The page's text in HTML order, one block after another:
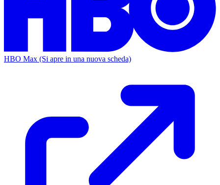
HBO Max (Si apre in una nuova scheda)